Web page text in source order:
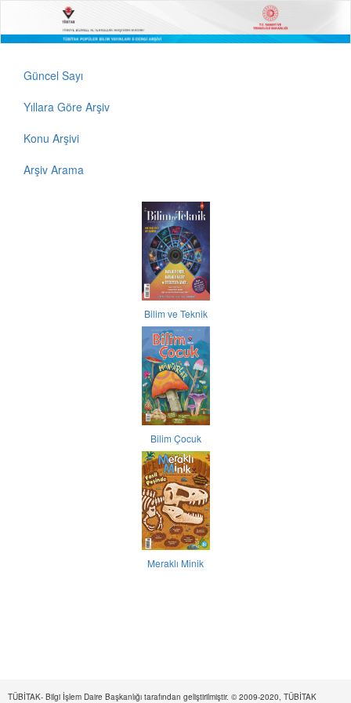
Güncel Sayı
Yıllara Göre Arşiv
Konu Arşivi
Arşiv Arama
Bilim ve Teknik
Bilim Çocuk
Meraklı Minik
TÜBİTAK- Bilgi İşlem Daire Başkanlığı tarafından geliştirilmiştir. © 2009-2020, TÜBİTAK